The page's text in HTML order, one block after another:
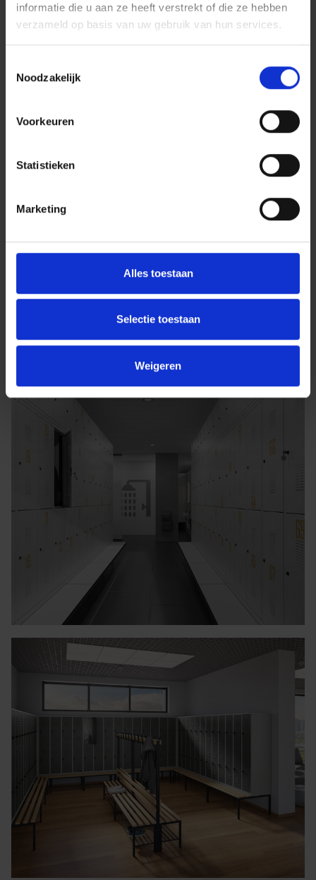
informatie die u aan ze heeft verstrekt of die ze hebben
verzameld op basis van uw gebruik van hun services.
Noodzakelijk
Voorkeuren
Statistieken
Marketing
Alles toestaan
Selectie toestaan
Weigeren